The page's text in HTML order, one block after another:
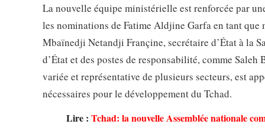
La nouvelle équipe ministérielle est renforcée par
les nominations de Fatime Aldjine Garfa en tant
Mbaïnedji Netandji Françine, secrétaire d’État à la
d’État et des postes de responsabilité, comme
variée et représentative de plusieurs secteurs, est
nécessaires pour le développement du Tchad.
Lire : Tchad: la nouvelle Assemblée nationale